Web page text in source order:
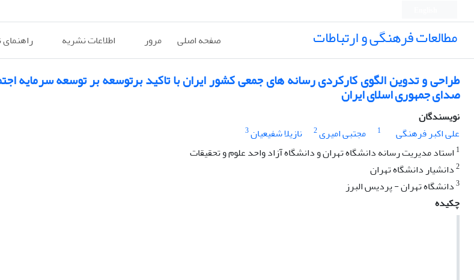
مطالعات فرهنگی و ارتباطات صفحه اصلی مرور اطلاعات نشریه
طراحی و تدوین الگوی کارکردی رسانه های جمعی کشور ایران با تاکید برتوسعه بر توسعه سرمایه
صدای جمهوری اسلای ایران
نویسندگان
علی اکبر فرهنگی
1 مجتبی امیری2 نازیلا شفیعیان3
1 استاد مدیریت رسانه دانشگاه تهران و دانشگاه آزاد واحد علوم و تحقیقات
2دانشیار دانشگاه تهران
3دانشگاه تهران - پردیس البرز
چکیده